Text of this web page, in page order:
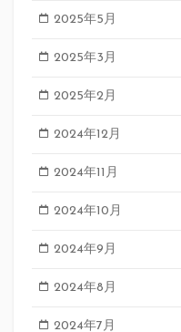
2025年5月
2025年3月
2025年2月
2024年12月
2024年11月
2024年10月
2024年9月
2024年8月
2024年7月